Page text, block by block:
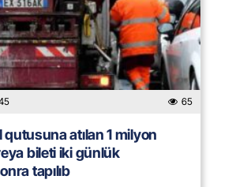
65
atılan 1 milyon
bileti iki günlük
tapılıb